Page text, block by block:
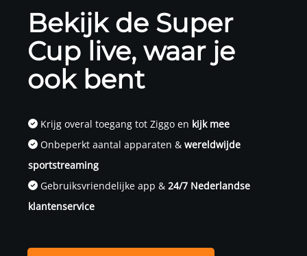
Bekijk de Super
Cup live, waar je
ook bent
Krijg overal toegang tot Ziggo en kijk mee
Onbeperkt aantal apparaten & wereldwijde
sportstreaming
Gebruiksvriendelijke app & 24/7 Nederlandse
klantenservice